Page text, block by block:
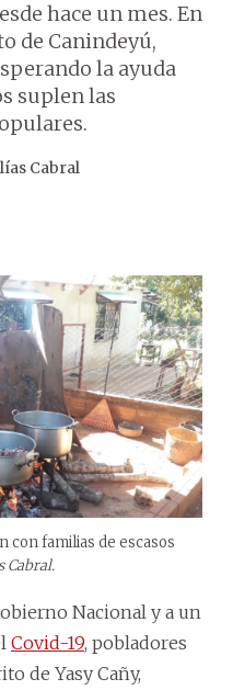
hace un mes. En
de Canindeyú,
la ayuda
suplen las
Cabral
con familias de escasos
Cabral.
Nacional y a un
Covid-19, pobladores
de Yasy Cañy,